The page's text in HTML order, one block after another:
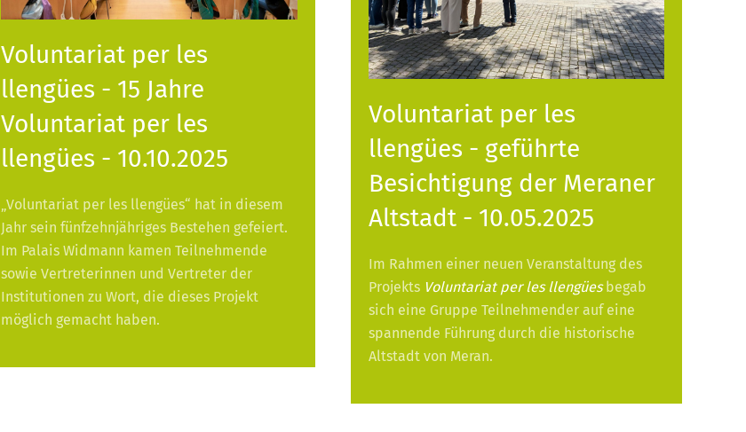
Voluntariat per les
llengües - 15 Jahre
Voluntariat per les
llengües - 10.10.2025
„Voluntariat per les llengües“ hat in diesem
Jahr sein fünfzehnjähriges Bestehen gefeiert.
Im Palais Widmann kamen Teilnehmende
sowie Vertreterinnen und Vertreter der
Institutionen zu Wort, die dieses Projekt
möglich gemacht haben.
Voluntariat per les
llengües - geführte
Besichtigung der Meraner
Altstadt - 10.05.2025
Im Rahmen einer neuen Veranstaltung des
Projekts Voluntariat per les llengüesbegab
sich eine Gruppe Teilnehmender auf eine
spannende Führung durch die historische
Altstadt von Meran.